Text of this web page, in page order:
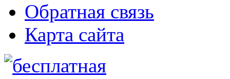
Обратная связь
Карта сайта